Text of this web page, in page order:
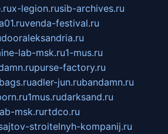
x-legion.rusib-archives.ru
venda-festival.ru
dooraleksandria.ru
lab-msk.ru1-mus.ru
purse-factory.ru
adler-jun.rubandamn.ru
1mus.rudarksand.ru
msk.rurtdco.ru
stroitelnyh-kompanij.ru